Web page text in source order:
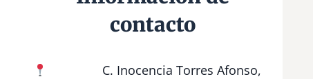
contacto
C. Inocencia Torres Afonso,